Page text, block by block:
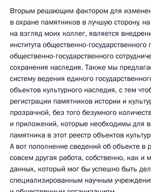
Вторым решающим фактором для
в охране памятников в лучшую сторону,
на взгляд моих коллег, является
института общественно-государственного
общественно-государственного
сохранения наследия. Также мы
систему ведения единого
объектов культурного наследия, с тем
регистрации памятников истории и
прозрачной, без того безумного
и приложений, которые необходимы для
памятника в этот реестр объектов
А вот пополнение сведений об объекте в
совсем другая работа, собственно, как и
данных, который мог бы успешно быть
специализированным научным